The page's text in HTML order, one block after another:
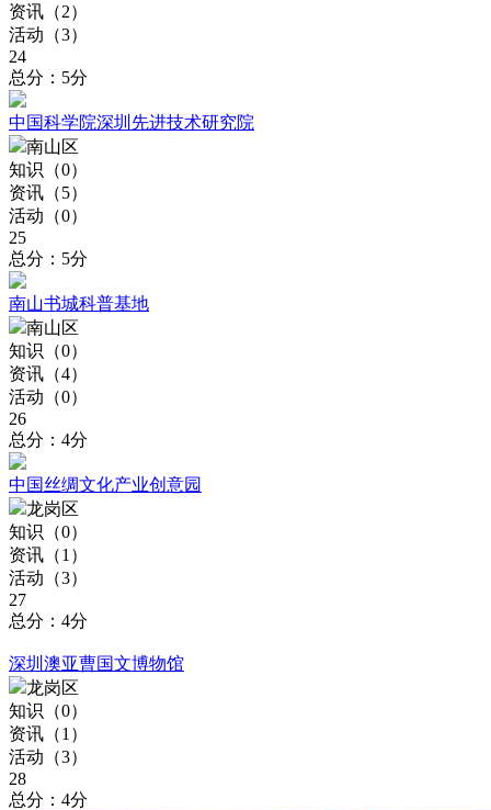
资讯（2）
活动（3）
24
总分：5分
中国科学院深圳先进技术研究院
南山区
知识（0）
资讯（5）
活动（0）
25
总分：5分
南山书城科普基地
南山区
知识（0）
资讯（4）
活动（0）
26
总分：4分
中国丝绸文化产业创意园
龙岗区
知识（0）
资讯（1 ）
活动（3）
27
总分：4分
深圳澳亚曹国文博物馆
龙岗区
知识（0）
资讯（1 ）
活动（3）
28
总分：4分